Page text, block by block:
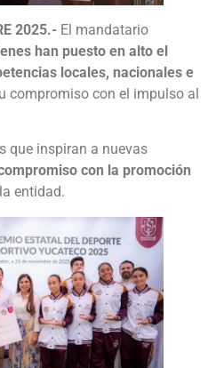
2025.- El mandatario
han puesto en alto el
locales, nacionales e
compromiso con el impulso al
que inspiran a nuevas
con la promoción
entidad.